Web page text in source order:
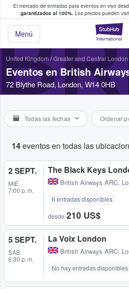
El mercado de entradas para eventos en vivo
garantizados al 100%. Los precios pueden
Menú
y venta de entradas
United Kingdom/Greater and Central London
Eventos en British
72 Blythe Road, London, W14 0HB
Todas las fechas Ordenar
14eventos en todas las
2 SEPT.
MIÉ.
7:00 p. m.
The Black Keys
British Airways ARC,
6 entradas disponibles
desde 210 US$
5 SEPT.
SÁB.
6:30 p. m.
La Voix London
British Airways ARC,
No hay entradas disponibles